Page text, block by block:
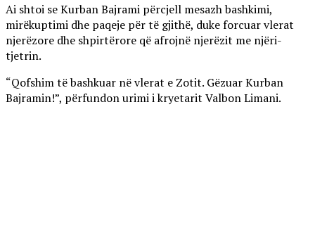
Ai shtoi se Kurban Bajrami përcjell mesazh bashkimi,
mirëkuptimi dhe paqeje për të gjithë, duke forcuar vlerat
njerëzore dhe shpirtërore që afrojnë njerëzit me njëri-
tjetrin.
“Qofshim të bashkuar në vlerat e Zotit. Gëzuar Kurban
Bajramin!”, përfundon urimi i kryetarit Valbon Limani.